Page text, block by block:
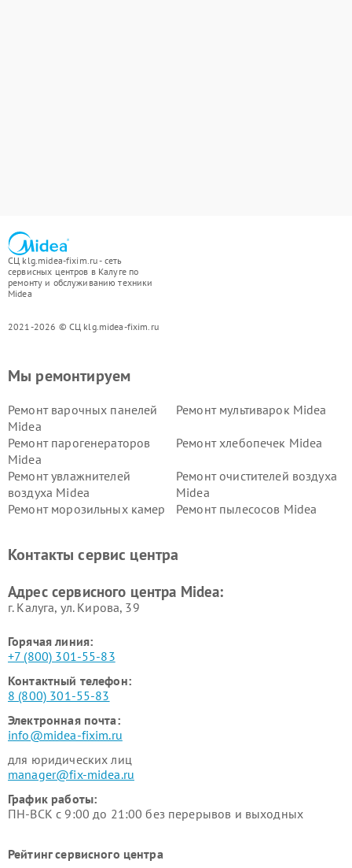
СЦ klg.midea-fixim.ru - сеть
сервисных центров в Калуге по
ремонту и обслуживанию техники
Midea
2021-2026 © СЦ klg.midea-fixim.ru
Мы ремонтируем
Ремонт варочных панелей
Midea
Ремонт мультиварок Midea
Ремонт парогенераторов
Midea
Ремонт хлебопечек Midea
Ремонт увлажнителей
воздуха Midea
Ремонт очистителей воздуха
Midea
Ремонт морозильных камер
Ремонт пылесосов Midea
пылесосов Midea
Midea
Контакты сервис центра
Адрес сервисного центра Midea:
г. Калуга, ул. Кирова, 39
Горячая линия:
+7 (800) 301-55-83
Контактный телефон:
8 (800) 301-55-83
Электронная почта:
info@midea-fixim.ru
для юридических лиц
manager@fix-midea.ru
График работы:
ПН-ВСК с 9:00 до 21:00 без перерывов и выходных
Рейтинг сервисного центра